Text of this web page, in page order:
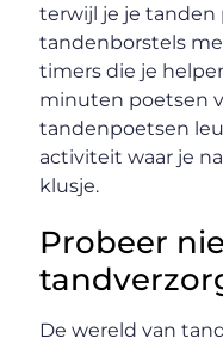
terwijl je je tanden
tandenborstels
timers die je
minuten poetsen
tandenpoetsen
activiteit waar je
klusje.
Probeer
De wereld van